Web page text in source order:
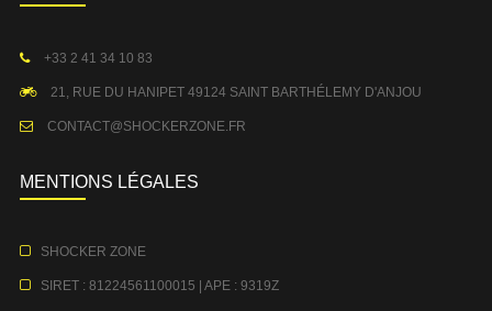
+33 2 41 34 10 83
21, RUE DU HANIPET 49124 SAINT BARTHÉLEMY D'ANJOU
CONTACT@SHOCKERZONE.FR
MENTIONS LÉGALES
SHOCKER ZONE
SIRET : 81224561100015 | APE : 9319Z